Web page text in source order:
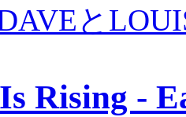
と
Rising -